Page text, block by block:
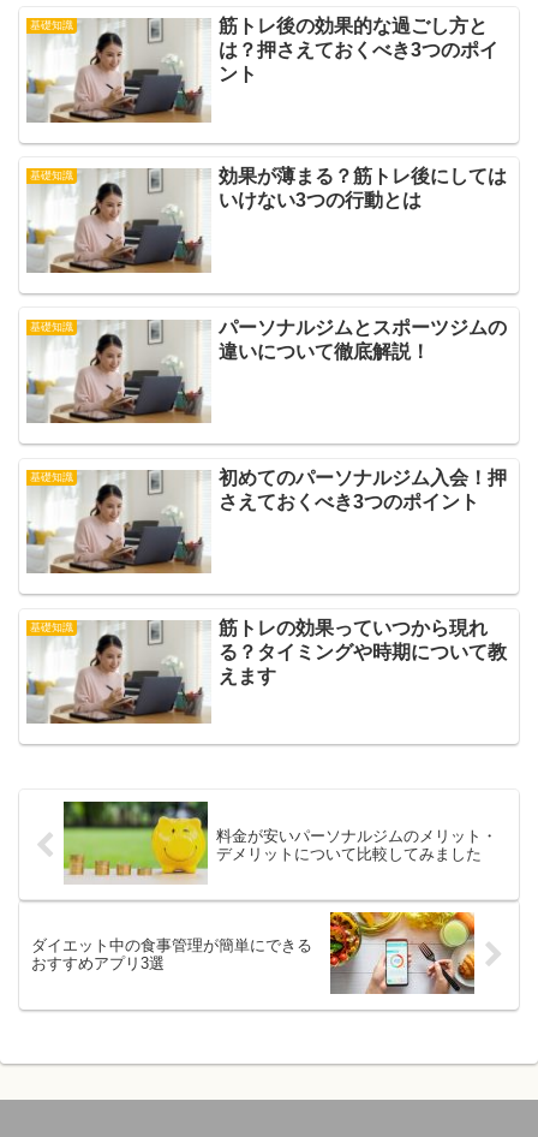
基礎知識
筋トレ後の効果的な過ごし方と
は？押さえておくべき3つのポイ
ント
基礎知識
効果が薄まる？筋トレ後にしては
いけない3つの行動とは
基礎知識
パーソナルジムとスポーツジムの
違いについて徹底解説！
基礎知識
初めてのパーソナルジム入会！押
さえておくべき3つのポイント
基礎知識
筋トレの効果っていつから現れ
る？タイミングや時期について教
えます
料金が安いパーソナルジムのメリット・
デメリットについて比較してみました
ダイエット中の食事管理が簡単にできる
おすすめアプリ3選